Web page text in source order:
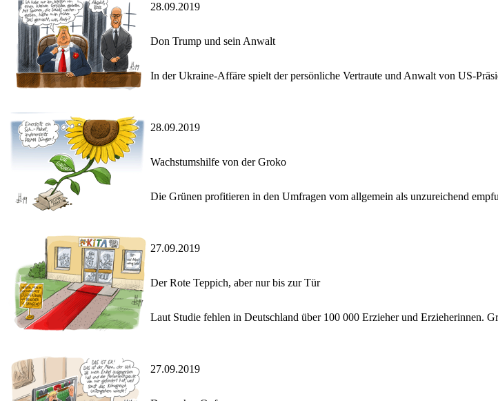
28.09.2019
Don Trump und sein Anwalt
In der Ukraine-Affäre spielt der persönliche Vertraute und Anwalt von US-
28.09.2019
Wachstumshilfe von der Groko
Die Grünen profitieren in den Umfragen vom allgemein als unzureichend
27.09.2019
Der Rote Teppich, aber nur bis zur Tür
Laut Studie fehlen in Deutschland über 100 000 Erzieher und Erzieherinnen.
27.09.2019